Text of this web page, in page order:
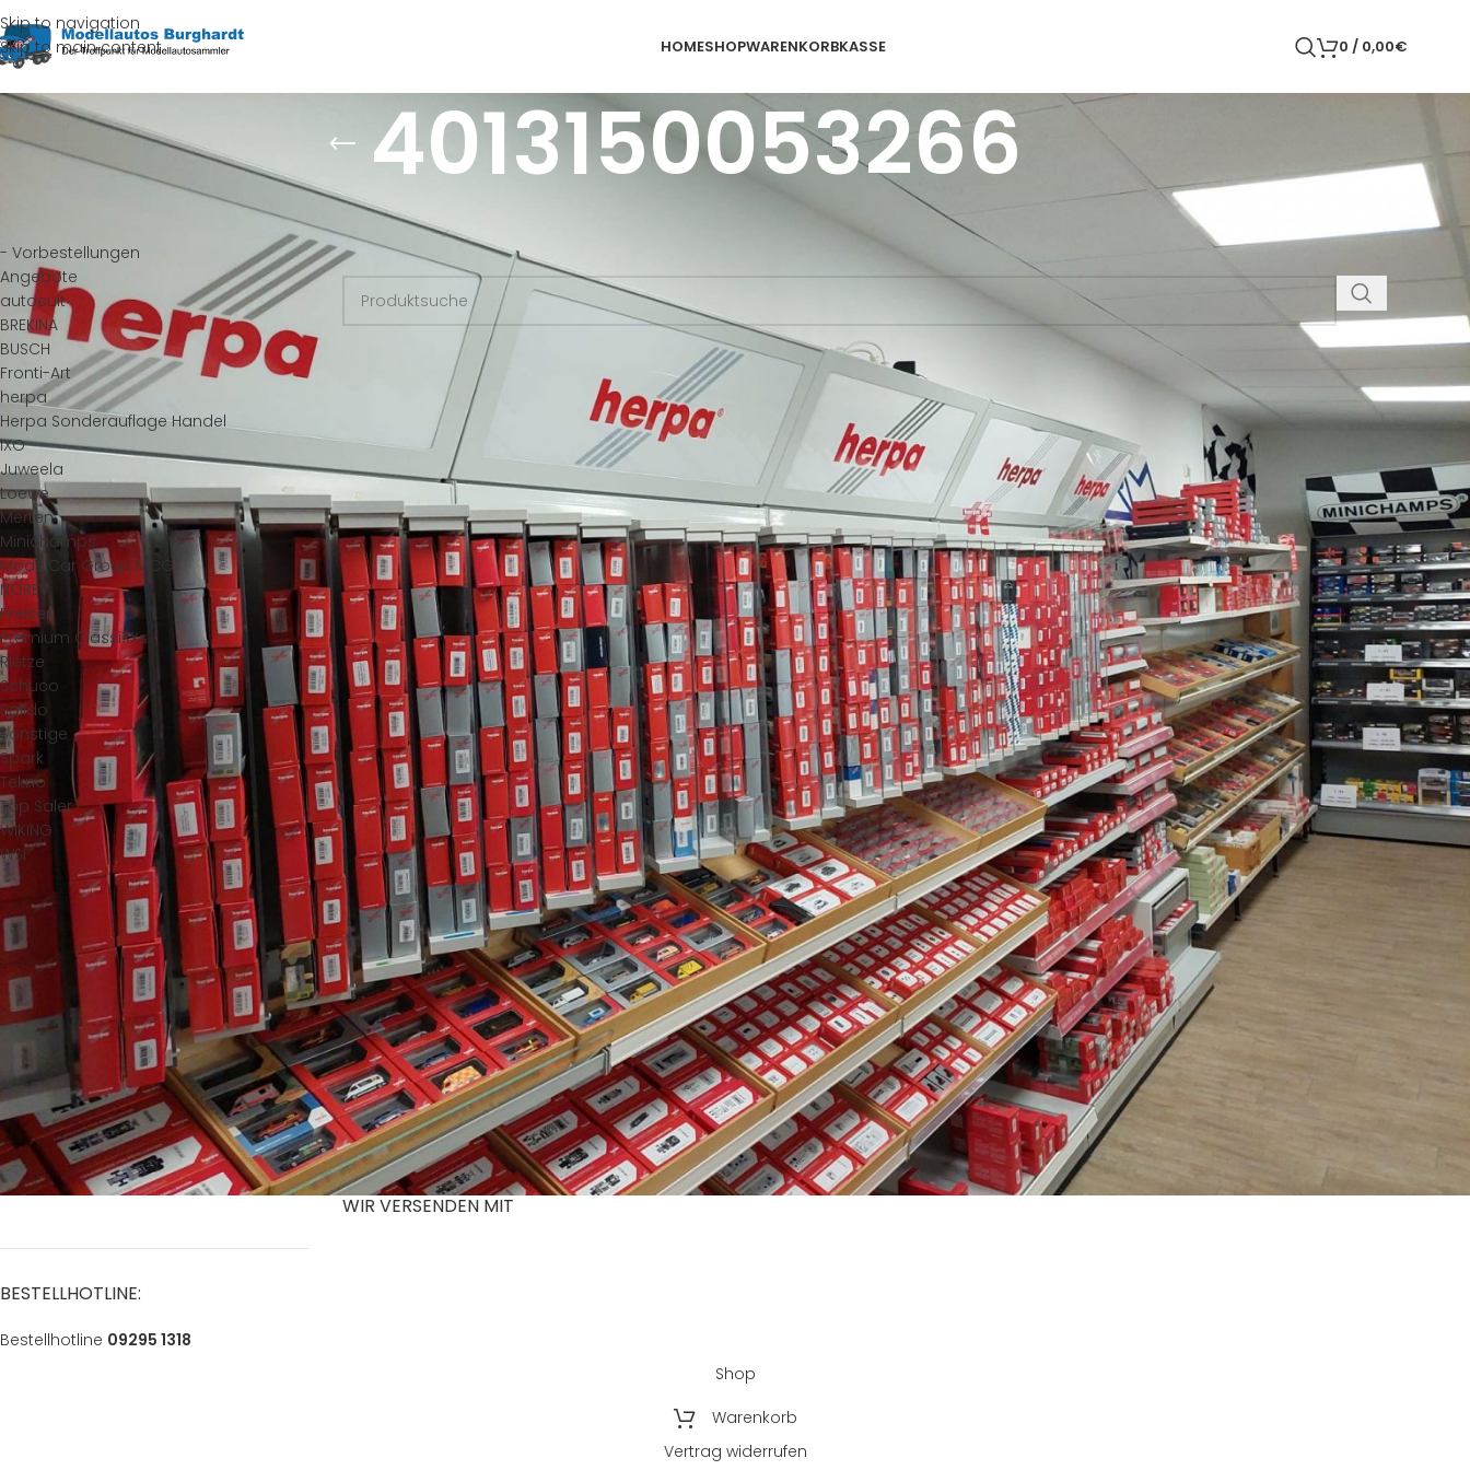
Skip to navigation
Skip to main content
HOMESHOPWARENKORBKASSE 0 / 0,00€
4013150053266
- Vorbestellungen
Angebote
autocult
BREKINA
BUSCH
Fronti-Art
herpa
Herpa Sonderauflage Handel
IXO
Juweela
Loewe
Merten
Minichamps
ModelCar Group MCG
NOREV
Preiser
Premium ClassiXXs
Rietze
Schuco
Solido
Sonstige
Spark
Tekno
Top Saler
WIKING
WSI
Start/Produkte verschlagwortet mit „4013150053266“
Es wurden keine Produkte gefunden, die deiner Auswahl entsprechen.
ÖFFNUNGSZEITEN
Mo.: Geschlossen
Di. u. Mi.: 14:00-18:00
Do. u. Fr.: 9:30-18:00
Sa.: 9:30-13:00
BESTELLHOTLINE:
Bestellhotline 09295 1318
LIEFERZEITEN AUSLAND:
*gilt für Lieferungen innerhalb
Deutschlands, Lieferzeiten für andere
Länder entnehmen Sie bitte der Seite
“Versand & Lieferung “
WIR VERSENDEN MIT
ZAHLUNGSARTEN RECHTLICHES
Datenschutzerklärung
AGB
Impressum
Zahlung und Versand
Widerrufsrecht
Shop
Warenkorb
Vertrag widerrufen